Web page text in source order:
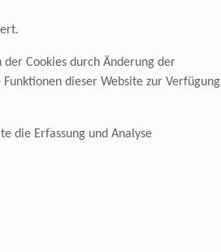
Cookies durch Änderung der
dieser Website zur Verfügung
die Erfassung und Analyse